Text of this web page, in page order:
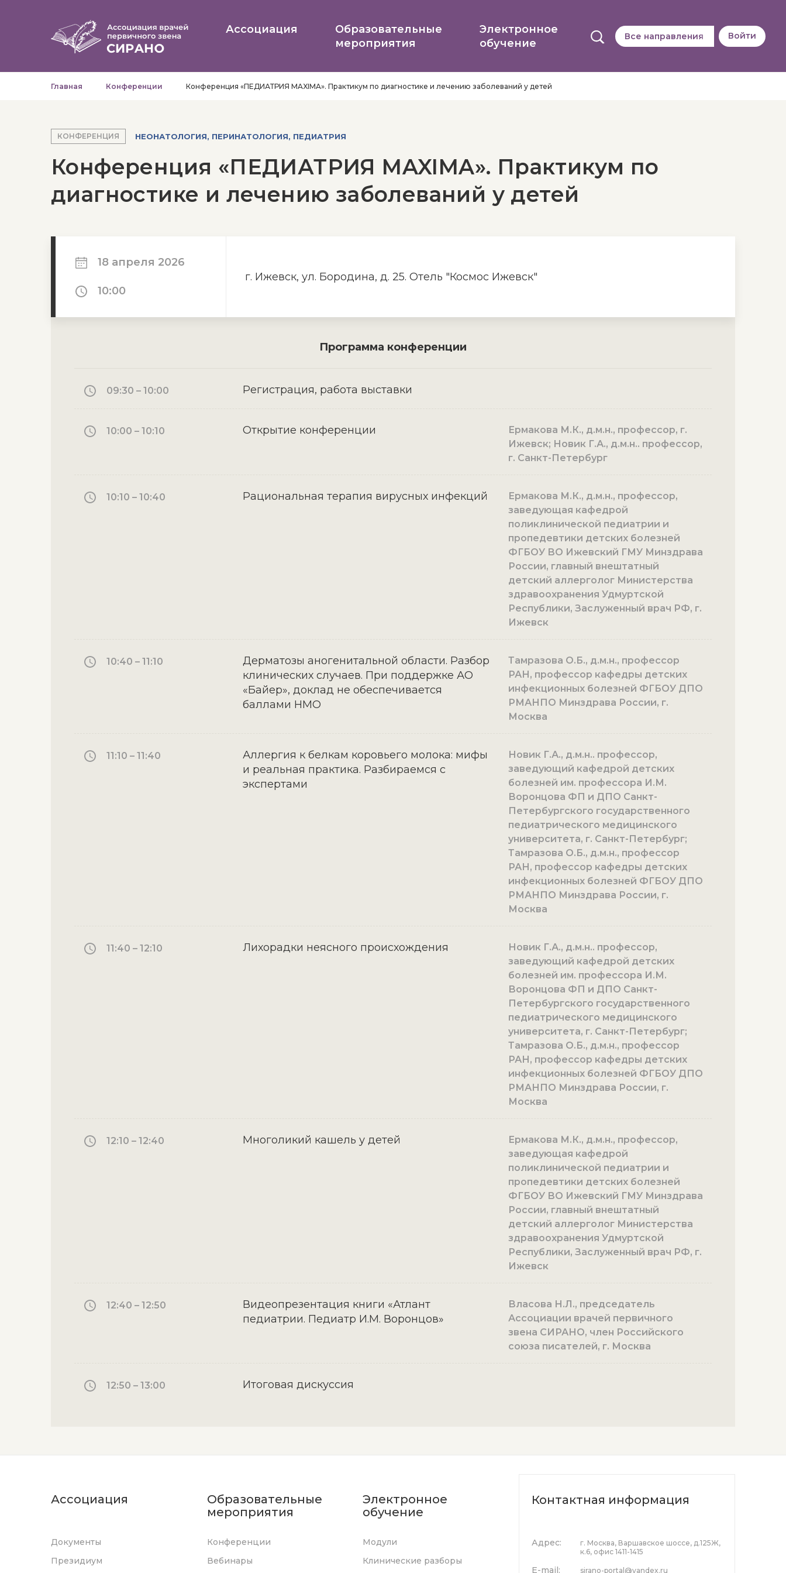
Ассоциация
Образовательные
мероприятия
Электронное
обучение
Все направления Войти
Главная Конференции Конференция «ПЕДИАТРИЯ MAXIMA». Практикум по диагностике и лечению заболеваний у детей
КОНФЕРЕНЦИЯ НЕОНАТОЛОГИЯ, ПЕРИНАТОЛОГИЯ, ПЕДИАТРИЯ
Конференция «ПЕДИАТРИЯ MAXIMA». Практикум по
диагностике и лечению заболеваний у детей
18 апреля 2026
10:00
г. Ижевск, ул. Бородина, д. 25. Отель "Космос Ижевск"
Программа конференции
09:30 – 10:00 Регистрация, работа выставки
10:00 – 10:10 Открытие конференции
Ермакова М.К., д.м.н., профессор, г.
Ижевск; Новик Г.А., д.м.н.. профессор,
г. Санкт-Петербург
10:10 – 10:40 Рациональная терапия вирусных инфекций
Ермакова М.К., д.м.н., профессор,
заведующая кафедрой
поликлинической педиатрии и
пропедевтики детских болезней
ФГБОУ ВО Ижевский ГМУ Минздрава
России, главный внештатный
детский аллерголог Министерства
здравоохранения Удмуртской
Республики, Заслуженный врач РФ, г.
Ижевск
10:40 – 11:10
Дерматозы аногенитальной области. Разбор
клинических случаев. При поддержке АО
«Байер», доклад не обеспечивается
баллами НМО
Тамразова О.Б., д.м.н., профессор
РАН, профессор кафедры детских
инфекционных болезней ФГБОУ ДПО
РМАНПО Минздрава России, г.
Москва
11:10 – 11:40
Аллергия к белкам коровьего молока: мифы
и реальная практика. Разбираемся с
экспертами
Новик Г.А., д.м.н.. профессор,
заведующий кафедрой детских
болезней им. профессора И.М.
Воронцова ФП и ДПО Санкт-
Петербургского государственного
педиатрического медицинского
университета, г. Санкт-Петербург;
Тамразова О.Б., д.м.н., профессор
РАН, профессор кафедры детских
инфекционных болезней ФГБОУ ДПО
РМАНПО Минздрава России, г.
Москва
11:40 – 12:10 Лихорадки неясного происхождения
Новик Г.А., д.м.н.. профессор,
заведующий кафедрой детских
болезней им. профессора И.М.
Воронцова ФП и ДПО Санкт-
Петербургского государственного
педиатрического медицинского
университета, г. Санкт-Петербург;
Тамразова О.Б., д.м.н., профессор
РАН, профессор кафедры детских
инфекционных болезней ФГБОУ ДПО
РМАНПО Минздрава России, г.
Москва
12:10 – 12:40 Многоликий кашель у детей
Ермакова М.К., д.м.н., профессор,
заведующая кафедрой
поликлинической педиатрии и
пропедевтики детских болезней
ФГБОУ ВО Ижевский ГМУ Минздрава
России, главный внештатный
детский аллерголог Министерства
здравоохранения Удмуртской
Республики, Заслуженный врач РФ, г.
Ижевск
12:40 – 12:50
Видеопрезентация книги «Атлант
педиатрии. Педиатр И.М. Воронцов»
Власова Н.Л., председатель
Ассоциации врачей первичного
звена СИРАНО, член Российского
союза писателей, г. Москва
12:50 – 13:00 Итоговая дискуссия
Ассоциация
Документы
Президиум
Образовательные
мероприятия
Конференции
Вебинары
Электронное
обучение
Модули
Клинические разборы
Контактная информация
Адрес:
г. Москва, Варшавское шоссе, д.125Ж,
к.6, офис 1411-1415
E-mail: sirano-portal@yandex.ru